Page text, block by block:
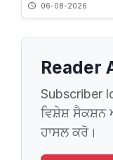
06-08-2026
Reader
Subscriber
ਵਿਸ਼ੇਸ਼ ਸੈਕਸ਼ਨ
ਹਾਸਲ ਕਰੋ।